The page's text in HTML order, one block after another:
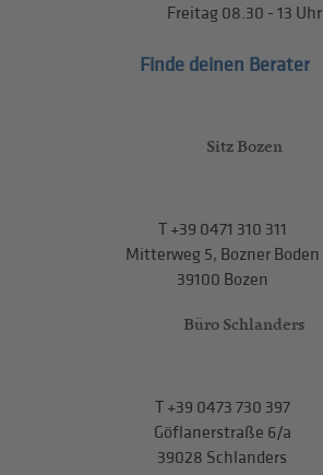
Freitag 08.30 - 13 Uhr
Finde deinen Berater
Sitz Bozen
T+39 0471 310 311
Mitterweg 5, Bozner Boden
39100 Bozen
Büro Schlanders
T+39 0473 730 397
Göflanerstraße 6/a
39028 Schlanders